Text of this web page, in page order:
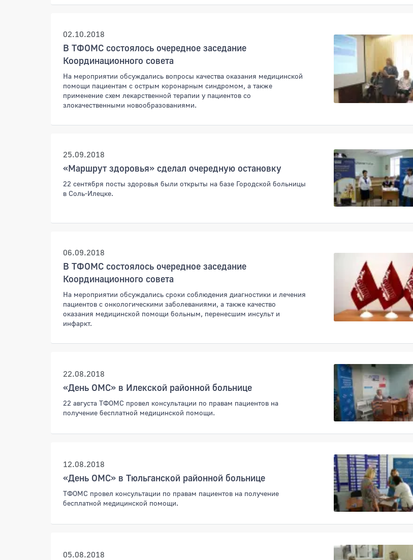
02.10.2018
В ТФОМС состоялось очередное заседание
Координационного совета
На мероприятии обсуждались вопросы качества оказания медицинской
помощи пациентам с острым коронарным синдромом, а также
применение схем лекарственной терапии у пациентов со
злокачественными новообразованиями.
25.09.2018
«Маршрут здоровья» сделал очередную остановку
22 сентября посты здоровья были открыты на базе Городской больницы
в Соль-Илецке.
06.09.2018
В ТФОМС состоялось очередное заседание
Координационного совета
На мероприятии обсуждались сроки соблюдения диагностики и лечения
пациентов с онкологическими заболеваниями, а также качество
оказания медицинской помощи больным, перенесшим инсульт и
инфаркт.
22.08.2018
«День ОМС» в Илекской районной больнице
22 августа ТФОМС провел консультации по правам пациентов на
получение бесплатной медицинской помощи.
12.08.2018
«День ОМС» в Тюльганской районной больнице
ТФОМС провел консультации по правам пациентов на получение
бесплатной медицинской помощи.
05.08.2018